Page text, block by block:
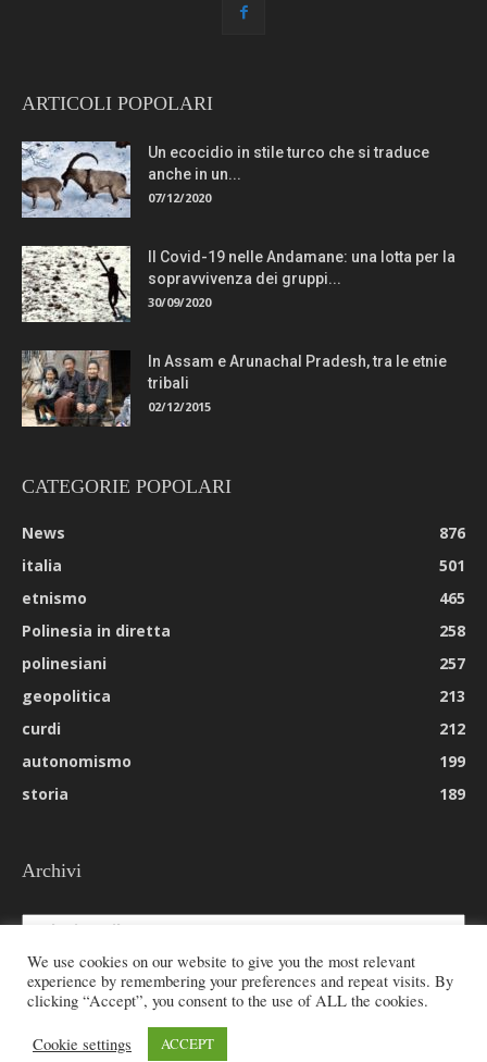
ARTICOLI POPOLARI
Un ecocidio in stile turco che si traduce
anche in un...
07/12/2020
Il Covid-19 nelle Andamane: una lotta per la
sopravvivenza dei gruppi...
30/09/2020
In Assam e Arunachal Pradesh, tra le etnie
tribali
02/12/2015
CATEGORIE POPOLARI
News
876
italia
501
etnismo
465
Polinesia in diretta
258
polinesiani
257
geopolitica
213
curdi
212
autonomismo
199
storia
189
Archivi
Archivi
© 2026 All rights reserved - Etnie -
We use cookies on our website to give you the most relevant
experience by remembering your preferences and repeat visits. By
clicking “Accept”, you consent to the use of ALL the cookies.
Cookie settings ACCEPT